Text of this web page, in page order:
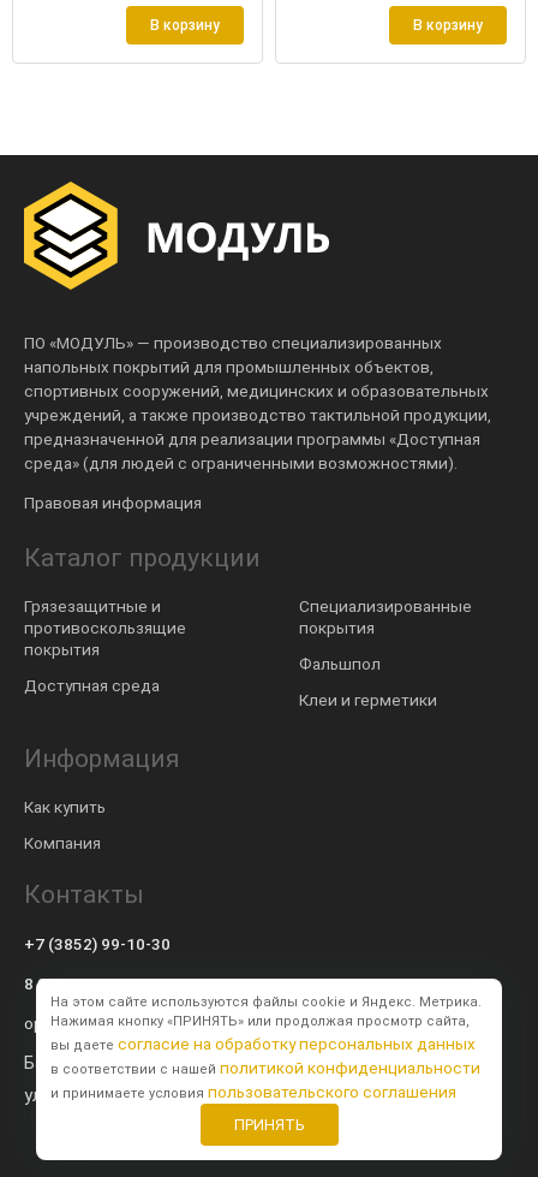
В корзину В корзину
ПО «МОДУЛЬ» — производство специализированных
напольных покрытий для промышленных объектов,
спортивных сооружений, медицинских и образовательных
учреждений, а также производство тактильной продукции,
предназначенной для реализации программы «Доступная
среда» (для людей с ограниченными возможностями).
Правовая информация
Каталог продукции
Грязезащитные и
противоскользящие
покрытия
Доступная среда
Специализированные
покрытия
Фальшпол
Клеи и герметики
Информация
Как купить
Компания
Контакты
+7 (3852) 99-10-30
8 800 600-57-94
op@modulsib.ru
Барнаул
ул. Калинина, 71 к2
На этом сайте используются файлы cookie и Яндекс. Метрика.
Нажимая кнопку «ПРИНЯТЬ» или продолжая просмотр сайта,
вы даете согласие на обработку персональных данных
в соответствии с нашей политикой конфиденциальности
и принимаете условия пользовательского соглашения
ПРИНЯТЬ